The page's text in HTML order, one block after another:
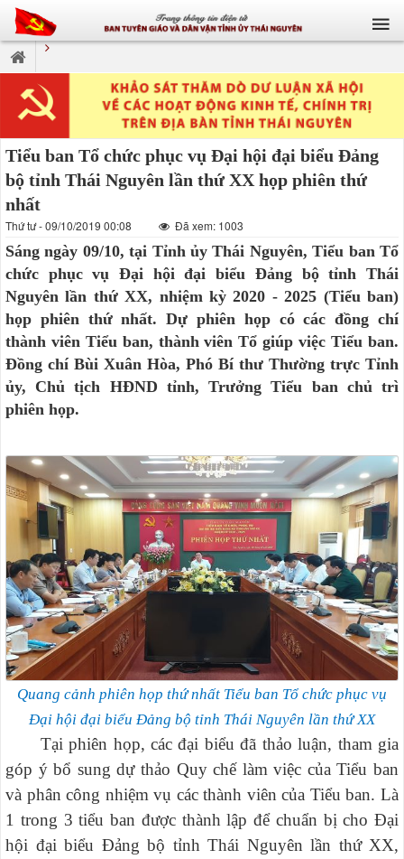
Tiểu ban Tổ chức phục vụ Đại hội đại biểu Đảng
bộ tỉnh Thái Nguyên lần thứ XX họp phiên thứ
nhất
Thứ tư - 09/10/2019 00:08 Đã xem: 1003
Sáng ngày 09/10, tại Tỉnh ủy Thái Nguyên, Tiểu ban Tổ
chức phục vụ Đại hội đại biểu Đảng bộ tỉnh Thái
Nguyên lần thứ XX, nhiệm kỳ 2020 - 2025 (Tiểu ban)
họp phiên thứ nhất. Dự phiên họp có các đồng chí
thành viên Tiểu ban, thành viên Tổ giúp việc Tiểu ban.
Đồng chí Bùi Xuân Hòa, Phó Bí thư Thường trực Tỉnh
ủy, Chủ tịch HĐND tỉnh, Trưởng Tiểu ban chủ trì
phiên họp.
Quang cảnh phiên họp thứ nhất Tiểu ban Tổ chức phục vụ
Đại hội đại biểu Đảng bộ tỉnh Thái Nguyên lần thứ XX
Tại phiên họp, các đại biểu đã thảo luận, tham gia
góp ý bổ sung dự thảo Quy chế làm việc của Tiểu ban
và phân công nhiệm vụ các thành viên của Tiểu ban. Là
1 trong 3 tiểu ban được thành lập để chuẩn bị cho Đại
hội đại biểu Đảng bộ tỉnh Thái Nguyên lần thứ XX,